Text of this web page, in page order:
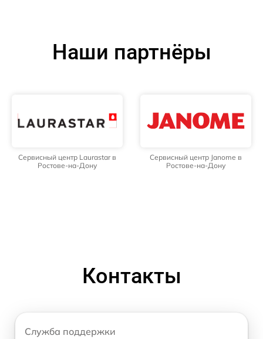
Наши партнёры
Сервисный центр Laurastar в
Ростове-на-Дону
Сервисный центр Janome в
Ростове-на-Дону
Контакты
Служба поддержки